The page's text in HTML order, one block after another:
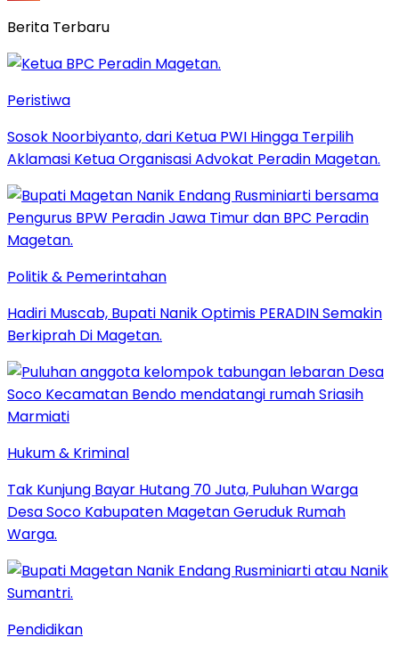
Berita Terbaru
Peristiwa
Sosok Noorbiyanto, dari Ketua PWI Hingga Terpilih
Aklamasi Ketua Organisasi Advokat Peradin Magetan.
Politik & Pemerintahan
Hadiri Muscab, Bupati Nanik Optimis PERADIN Semakin
Berkiprah Di Magetan.
Hukum & Kriminal
Tak Kunjung Bayar Hutang 70 Juta, Puluhan Warga
Desa Soco Kabupaten Magetan Geruduk Rumah
Warga.
Pendidikan